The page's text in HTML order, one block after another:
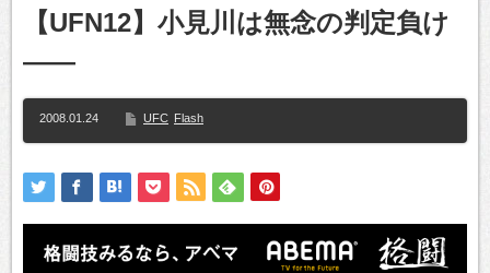
【UFN12】小見川は無念の判定負け
――
2008.01.24 UFC Flash